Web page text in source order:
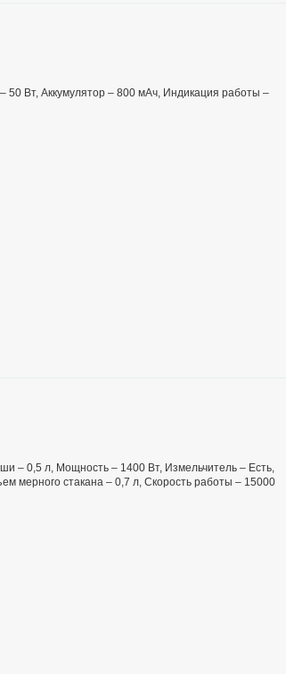
Вт, Аккумулятор – 800 мАч, Индикация работы –
– 0,5 л, Мощность – 1400 Вт, Измельчитель – Есть,
мерного стакана – 0,7 л, Скорость работы – 15000